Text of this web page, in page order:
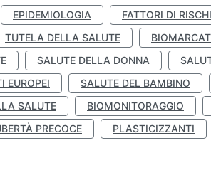
EPIDEMIOLOGIA FATTORI DI
TUTELA DELLA SALUTE
SALUTE DELLA DONNA
EUROPEI SALUTE DEL BAMBINO
SALUTE
BIOMONITORAGGIO
PRECOCE PLASTICIZZANTI